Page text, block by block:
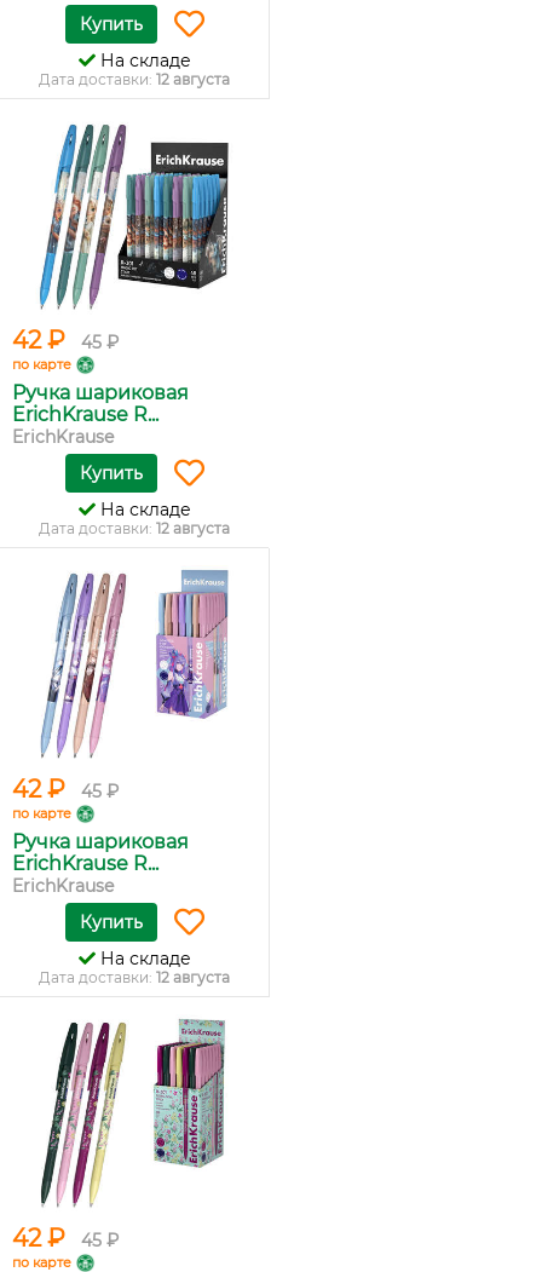
Купить
На складе
Дата доставки: 12 августа
42 ₽ 45 ₽
по карте
Ручка шариковая
ErichKrause R...
ErichKrause
Купить
На складе
Дата доставки: 12 августа
42 ₽ 45 ₽
по карте
Ручка шариковая
ErichKrause R...
ErichKrause
Купить
На складе
Дата доставки: 12 августа
42 ₽ 45 ₽
по карте